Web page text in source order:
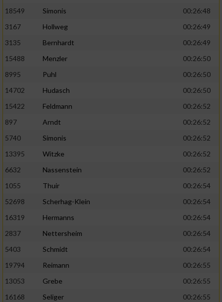
18549
Simonis
00:26:48
3167
Hollweg
00:26:49
3135
Bernhardt
00:26:49
15488
Menzler
00:26:50
8995
Puhl
00:26:50
14702
Hudasch
00:26:50
15422
Feldmann
00:26:52
897
Arndt
00:26:52
5740
Simonis
00:26:52
13395
Witzke
00:26:52
6632
Nassenstein
00:26:52
1055
Thuir
00:26:54
52698
Scherhag-Klein
00:26:54
16319
Hermanns
00:26:54
2837
Nettersheim
00:26:54
5403
Schmidt
00:26:54
19794
Reimann
00:26:55
13053
Grebe
00:26:55
16168
Seliger
00:26:55